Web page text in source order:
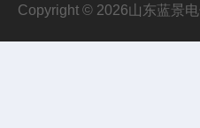
Copyright © 2026山东蓝景